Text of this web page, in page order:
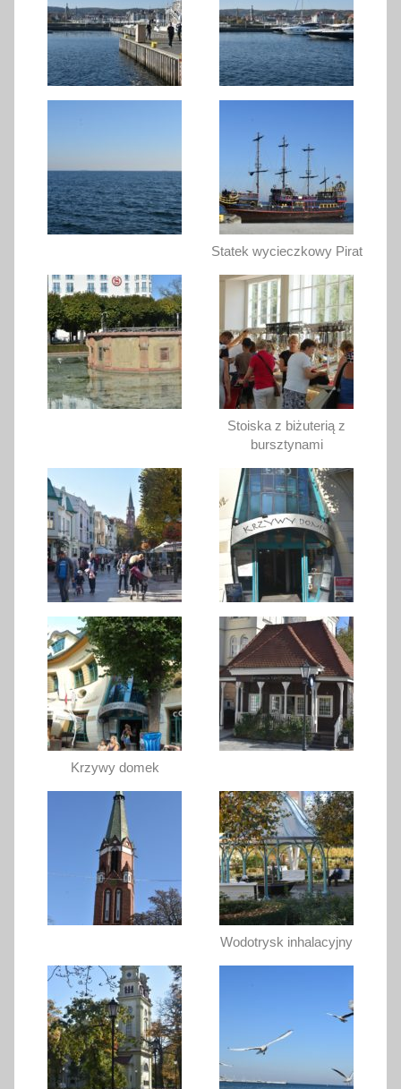
Statek wycieczkowy Pirat
Stoiska z biżuterią z
bursztynami
Krzywy domek
Wodotrysk inhalacyjny